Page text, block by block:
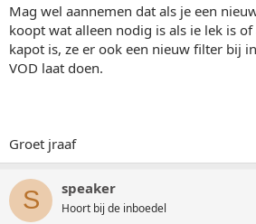
Mag wel aannemen dat als je een
koopt wat alleen nodig is als ie lek is
kapot is, ze er ook een nieuw filter bij
VOD laat doen.
Groet jraaf
S speaker
Hoort bij de inboedel